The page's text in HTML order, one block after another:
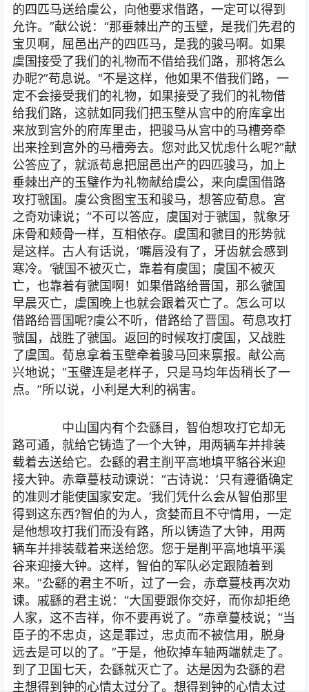
的四匹马送给虞公，向他要求借路，一定可以得到
允许。”献公说：“那垂棘出产的玉壁，是我们先君的
宝贝啊，屈邑出产的四匹马，是我的骏马啊。如果
虞国接受了我们的礼物而不借给我们路，那将怎么
办昵?”苟息说。“不是这样，他如果不借我们路，一
定不会接受我们的礼物，如果接受了我们的礼物借
给我们路，这就如同我们把玉壁从宫中的府库拿出
来放到宫外的府库里击，把骏马从宫中的马槽旁牵
出来拴到宫外的马槽旁去。您对此又忧虑什么呢?”献
公答应了，就派苟息把屈邑出产的四匹骏马，加上
垂棘出产的玉璧作为礼物献给虞公，来向虞国借路
攻打虢国。虞公贪图宝玉和骏马，想答应荀息。宫
之奇劝谏说；“不可以答应，虞国对于虢国，就象牙
床骨和颊骨一样，互相依存。虞国和虢目的形势就
是这样。古人有话说，‘嘴唇没有了，牙齿就会感到
寒冷。’虢国不被灭亡，靠着有虞国；虞国不被灭
亡，也靠着有虢国啊！如果借路给晋国，那么虢国
早晨灭亡，虞国晚上也就会跟着灭亡了。怎么可以
借路给晋国呢?虞公不听，借路给了晋国。苟息攻打
虢国，战胜了虢国。返回的时候攻打虞国，又战胜
了虞国。荀息拿着玉壁牵着骏马回来禀报。献公高
兴地说；“玉璧连是老样子，只是马均年齿稍长了一
点。”所以说，小利是大利的祸害。
中山国内有个厹繇目，智伯想攻打它却无
路可通，就给它铸造了一个大钟，用两辆车并排装
载着去送给它。厹繇的君主削平高地填平貉谷米迎
接大钟。赤章蔓枝动谏说：“古诗说：‘只有遵循确定
的准则才能使国家安定。’我们凭什么会从智伯那里
得到这东西?智伯的为人，贪婪而且不守情用，一定
是他想攻打我们而没有路，所以铸造了大钟，用两
辆车并排装载着来送给您。您于是削平高地填平溪
谷来迎接大钟。这样，智伯的军队必定跟随着到
来。”厹繇的君主不听，过了一会，赤章蔓枝再次劝
谏。戚繇的君主说：“大国要跟你交好，而你却拒绝
人家，这不吉祥，你不要再说了。”赤章蔓枝说；“当
臣子的不忠贞，这是罪过，忠贞而不被信用，脱身
远去是可以的了。”于是，他砍掉车轴两端就走了。
到了卫国七天，厹繇就灭亡了。达是因为厹繇的君
主想得到钟的心情太过分了。想得到钟的心情太过